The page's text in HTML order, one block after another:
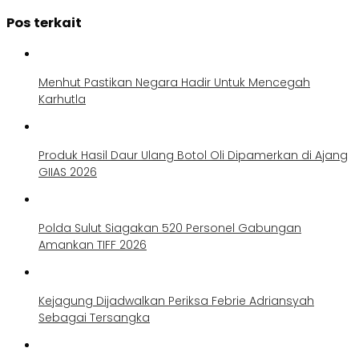
Pos terkait
Menhut Pastikan Negara Hadir Untuk Mencegah
Karhutla
Produk Hasil Daur Ulang Botol Oli Dipamerkan di Ajang
GIIAS 2026
Polda Sulut Siagakan 520 Personel Gabungan
Amankan TIFF 2026
Kejagung Dijadwalkan Periksa Febrie Adriansyah
Sebagai Tersangka